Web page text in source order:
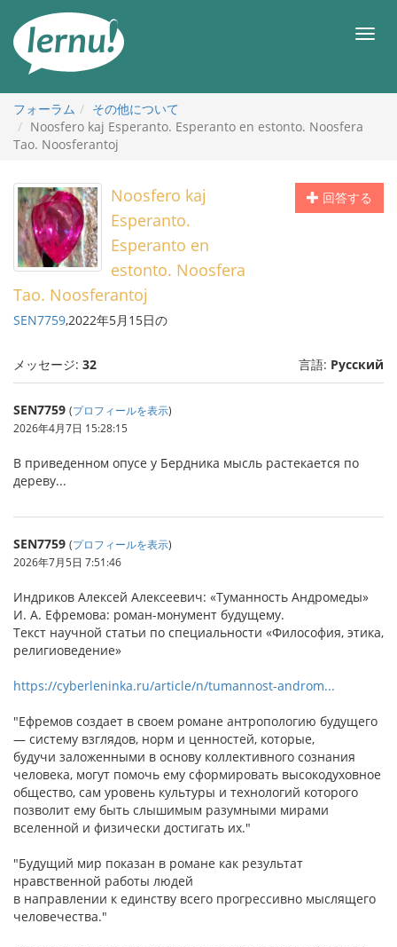
メ
フォーラム
その他について
Noosfero kaj Esperanto. Esperanto en estonto. Noosfera
Tao. Noosferantoj
回答する
Noosfero kaj
Esperanto.
Esperanto en
estonto. Noosfera
Tao. Noosferantoj
SEN7759,2022年5月15日の
メッセージ: 32 言語: Русский
SEN7759 (プロフィールを表示)
2026年4月7日 15:28:15
В приведенном опусе у Бердника мысль растекается по
дереву...
SEN7759 (プロフィールを表示)
2026年7月5日 7:51:46
Индриков Алексей Алексеевич: «Туманность Андромеды»
И. А. Ефремова: роман-монумент будущему.
Текст научной статьи по специальности «Философия, этика,
религиоведение»
https://cyberleninka.ru/article/n/tumannost-androm...
"Ефремов создает в своем романе антропологию будущего
— систему взглядов, норм и ценностей, которые,
будучи заложенными в основу коллективного сознания
человека, могут помочь ему сформировать высокодуховное
общество, сам уровень культуры и технологий которого
позволит ему быть слышимым разумными мирами
вселенной и физически достигать их."
"Будущий мир показан в романе как результат
нравственной работы людей
в направлении к единству всего прогрессивно мыслящего
человечества."